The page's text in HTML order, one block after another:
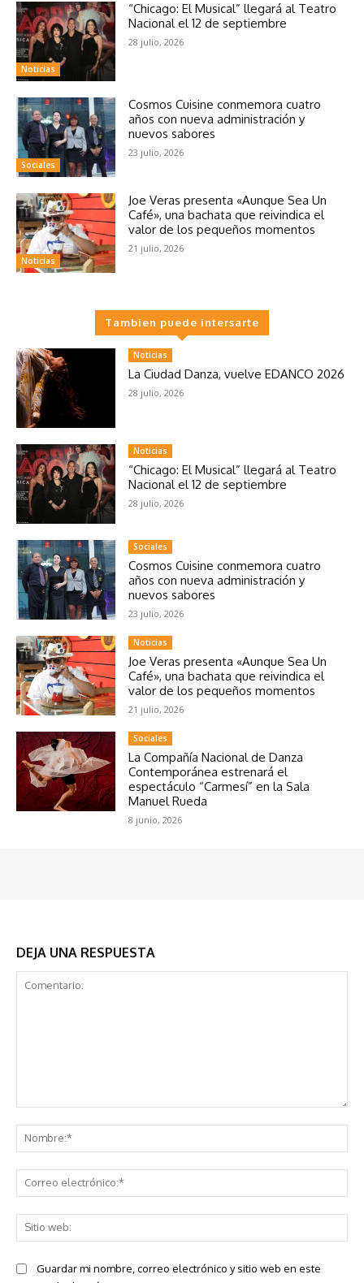
Noticias
“Chicago: El Musical” llegará al Teatro
Nacional el 12 de septiembre
28 julio, 2026
Sociales
Cosmos Cuisine conmemora cuatro
años con nueva administración y
nuevos sabores
23 julio, 2026
Noticias
Joe Veras presenta «Aunque Sea Un
Café», una bachata que reivindica el
valor de los pequeños momentos
21 julio, 2026
Tambien puede intersarte
Noticias
La Ciudad Danza, vuelve EDANCO 2026
28 julio, 2026
Noticias
“Chicago: El Musical” llegará al Teatro
Nacional el 12 de septiembre
28 julio, 2026
Sociales
Cosmos Cuisine conmemora cuatro
años con nueva administración y
nuevos sabores
23 julio, 2026
Noticias
Joe Veras presenta «Aunque Sea Un
Café», una bachata que reivindica el
valor de los pequeños momentos
21 julio, 2026
Sociales
La Compañía Nacional de Danza
Contemporánea estrenará el
espectáculo “Carmesí” en la Sala
Manuel Rueda
8 junio, 2026
DEJA UNA RESPUESTA
Guardar mi nombre, correo electrónico y sitio web en este